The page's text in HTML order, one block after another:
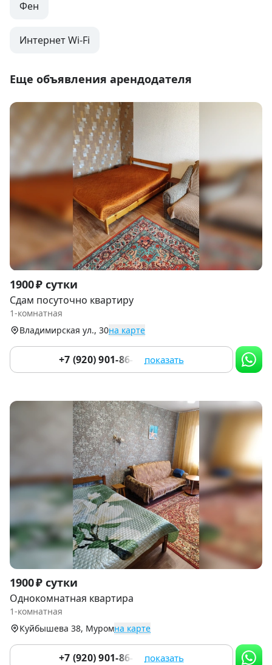
Фен
Интернет Wi-Fi
Еще объявления арендодателя
Item
1
of
6
1900 ₽ сутки
Сдам посуточно квартиру
1-комнатная
Владимирская ул., 30на карте
+7 (920) 901-86-17 показать
Item
1
of
1900 ₽ сутки
Однокомнатная квартира
1-комнатная
Куйбышева 38, Муромна карте
+7 (920) 901-86-17 показать